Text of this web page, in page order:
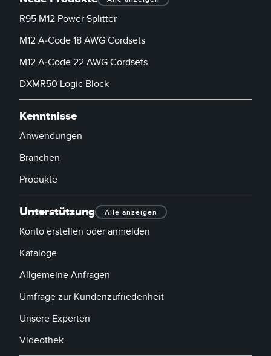
R95 M12 Power Splitter
M12 A-Code 18 AWG Cordsets
M12 A-Code 22 AWG Cordsets
DXMR50 Logic Block
Kenntnisse
Anwendungen
Branchen
Produkte
Unterstützung Alle anzeigen
Konto erstellen oder anmelden
Kataloge
Allgemeine Anfragen
Umfrage zur Kundenzufriedenheit
Unsere Experten
Videothek